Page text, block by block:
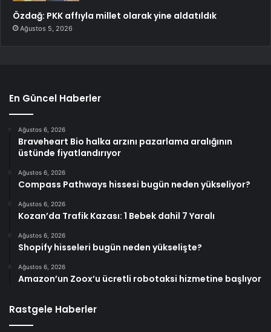
Özdağ: PKK affıyla millet olarak yine aldatıldık
Ağustos 5, 2026
En Güncel Haberler
Ağustos 6, 2026
Braveheart Bio halka arzını pazarlama aralığının
üstünde fiyatlandırıyor
Ağustos 6, 2026
Compass Pathways hissesi bugün neden yükseliyor?
Ağustos 6, 2026
Kozan’da Trafik Kazası: 1 Bebek dahil 7 Yaralı
Ağustos 6, 2026
Shopify hisseleri bugün neden yükselişte?
Ağustos 6, 2026
Amazon’un Zoox’u ücretli robotaksi hizmetine başlıyor
Rastgele Haberler